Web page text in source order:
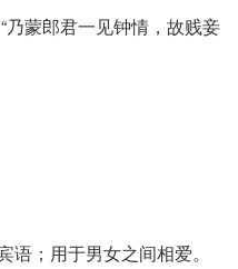
蒙郎君一见钟情，故贱妾
；用于男女之间相爱。